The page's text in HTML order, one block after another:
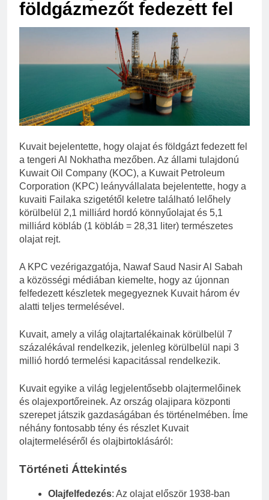
földgázmezőt fedezett fel
Kuvait bejelentette, hogy olajat és földgázt fedezett fel
a tengeri Al Nokhatha mezőben. Az állami tulajdonú
Kuwait Oil Company (KOC), a Kuwait Petroleum
Corporation (KPC) leányvállalata bejelentette, hogy a
kuvaiti Failaka szigetétől keletre található lelőhely
körülbelül 2,1 milliárd hordó könnyűolajat és 5,1
milliárd köbláb (1 köbláb = 28,31 liter) természetes
olajat rejt.
A KPC vezérigazgatója, Nawaf Saud Nasir Al Sabah
a közösségi médiában kiemelte, hogy az újonnan
felfedezett készletek megegyeznek Kuvait három év
alatti teljes termelésével.
Kuvait, amely a világ olajtartalékainak körülbelül 7
százalékával rendelkezik, jelenleg körülbelül napi 3
millió hordó termelési kapacitással rendelkezik.
Kuvait egyike a világ legjelentősebb olajtermelőinek
és olajexportőreinek. Az ország olajipara központi
szerepet játszik gazdaságában és történelmében. Íme
néhány fontosabb tény és részlet Kuvait
olajtermeléséről és olajbirtoklásáról:
Történeti Áttekintés
Olajfelfedezés: Az olajat először 1938-ban